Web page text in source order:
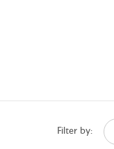
Filter by: